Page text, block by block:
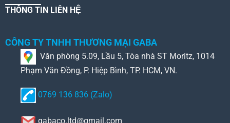
THÔNG TIN LIÊN HỆ
CÔNG TY TNHH THƯƠNG MẠI GABA
Văn phòng 5.09, Lầu 5, Tòa nhà ST Moritz, 1014
Phạm Văn Đồng, P. Hiệp Bình, TP. HCM, VN.
0769 136 836 (Zalo)
gabaco.ltd@gmail.com